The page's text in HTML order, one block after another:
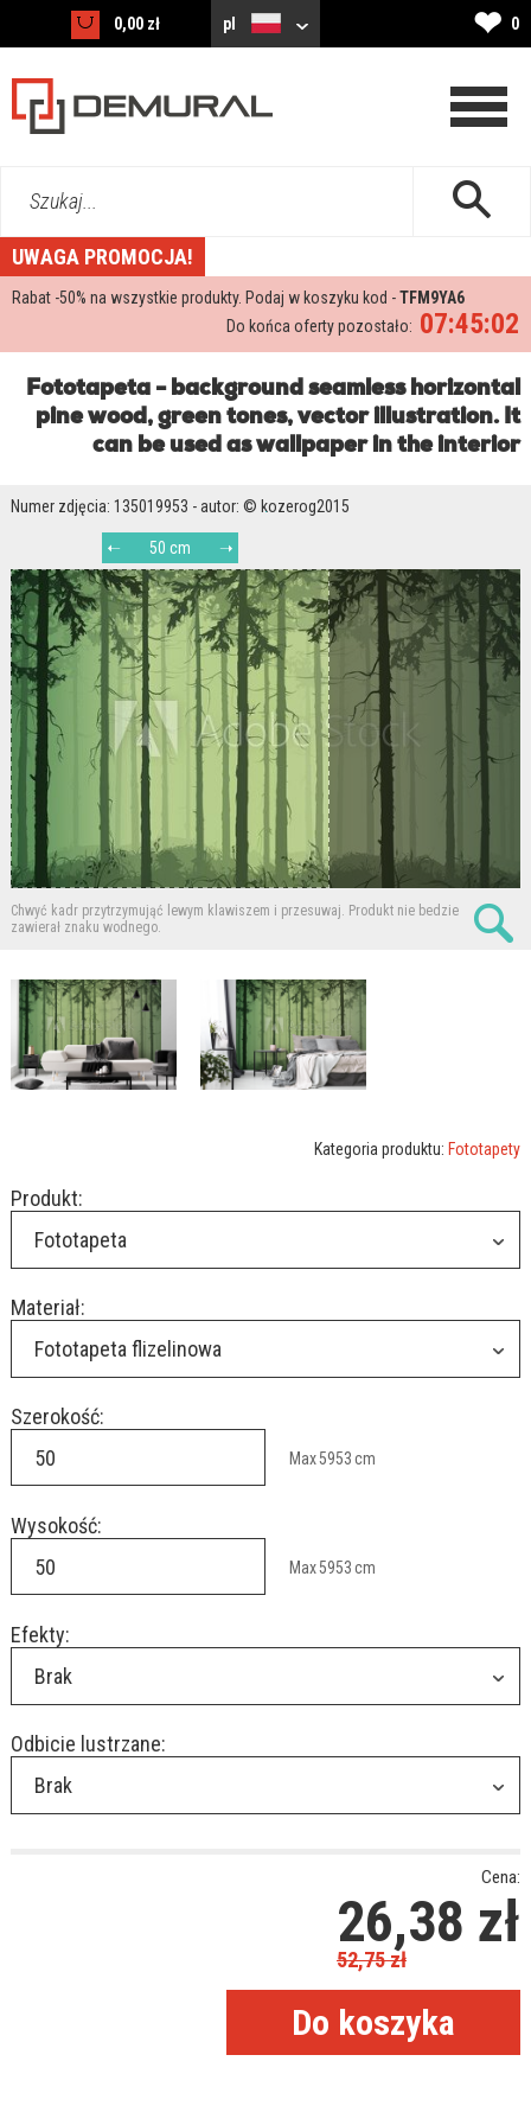
0,00 zł pl ❤ 0
Szukaj...
UWAGA PROMOCJA!
Rabat -50% na wszystkie produkty. Podaj w koszyku kod -TFM9YA6
07:45:02
Do końca oferty pozostało:
Fototapeta - background seamless horizontal
pine wood, green tones, vector illustration. It
can be used as wallpaper in the interior
Numer zdjęcia: 135019953 - autor: © kozerog2015
50 cm
Chwyć kadr przytrzymująć lewym klawiszem i przesuwaj. Produkt nie bedzie
zawierał znaku wodnego.
Kategoria produktu: Fototapety
Produkt:
Fototapeta
Materiał:
Fototapeta flizelinowa
Szerokość:
Max5953cm
Wysokość:
Max5953cm
Efekty:
Brak
Odbicie lustrzane:
Brak
Cena:
26,38 zł
52,75zł